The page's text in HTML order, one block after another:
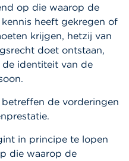
op die waarop de
heeft gekregen of
krijgen, hetzij van
doet ontstaan,
de identiteit van de
de vorderingen
in principe te lopen
die waarop de